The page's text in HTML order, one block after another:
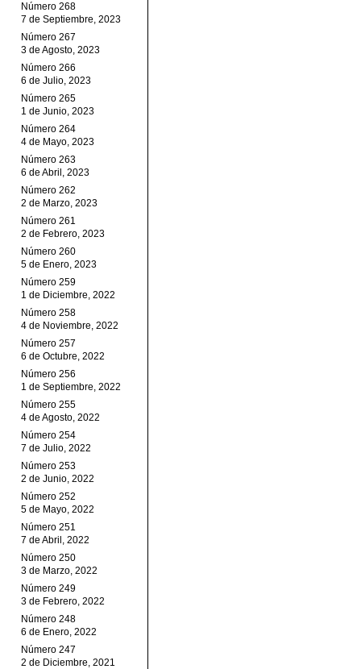
Número 268
7 de Septiembre, 2023
Número 267
3 de Agosto, 2023
Número 266
6 de Julio, 2023
Número 265
1 de Junio, 2023
Número 264
4 de Mayo, 2023
Número 263
6 de Abril, 2023
Número 262
2 de Marzo, 2023
Número 261
2 de Febrero, 2023
Número 260
5 de Enero, 2023
Número 259
1 de Diciembre, 2022
Número 258
4 de Noviembre, 2022
Número 257
6 de Octubre, 2022
Número 256
1 de Septiembre, 2022
Número 255
4 de Agosto, 2022
Número 254
7 de Julio, 2022
Número 253
2 de Junio, 2022
Número 252
5 de Mayo, 2022
Número 251
7 de Abril, 2022
Número 250
3 de Marzo, 2022
Número 249
3 de Febrero, 2022
Número 248
6 de Enero, 2022
Número 247
2 de Diciembre, 2021